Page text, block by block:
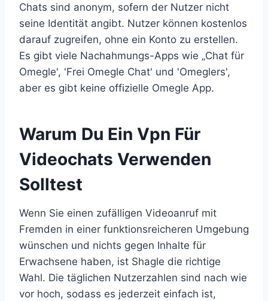
Chats sind anonym, sofern der Nutzer nicht
seine Identität angibt. Nutzer können kostenlos
darauf zugreifen, ohne ein Konto zu erstellen.
Es gibt viele Nachahmungs-Apps wie „Chat für
Omegle', 'Frei Omegle Chat' und 'Omeglers',
aber es gibt keine offizielle Omegle App.
Warum Du Ein Vpn Für
Videochats Verwenden
Solltest
Wenn Sie einen zufälligen Videoanruf mit
Fremden in einer funktionsreicheren Umgebung
wünschen und nichts gegen Inhalte für
Erwachsene haben, ist Shagle die richtige
Wahl. Die täglichen Nutzerzahlen sind nach wie
vor hoch, sodass es jederzeit einfach ist,